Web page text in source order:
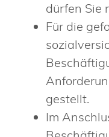
dürfen Sie
Für die
gestellt.
Im